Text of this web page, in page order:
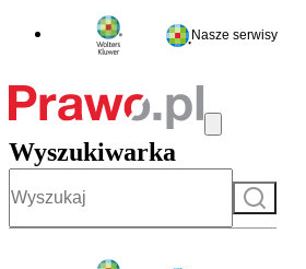
Nasze serwisy
Wyszukiwarka
Szukaj